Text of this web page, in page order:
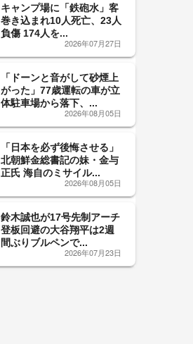
キャンプ場に「鉄砲水」客
巻き込まれ10人死亡、23人
負傷 174人を...
2026年07月27日
「ドーンと音がして砂煙上
がった」77歳運転の車が立
体駐車場から落下、...
2026年08月05日
「日本を必ず後悔させる」
北朝鮮金総書記の妹・金与
正氏 海自のミサイル...
2026年08月05日
鈴木誠也が17号先制アーチ
登板回避の大谷翔平は2週
間ぶりブルペンで...
2026年07月23日